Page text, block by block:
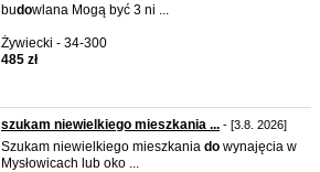
budowlana Mogą być 3 ni ...
Żywiecki - 34-300
485 zł
szukam niewielkiego mieszkania ... - [3.8. 2026]
Szukam niewielkiego mieszkania do wynajęcia w
Mysłowicach lub oko ...